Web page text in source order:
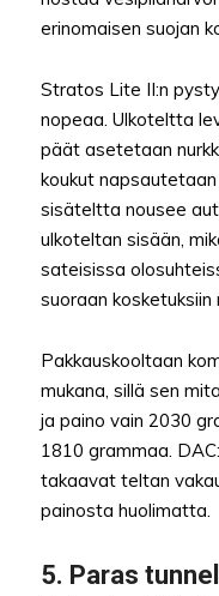
erinomaisen suojan
Stratos Lite II:n
nopeaa. Ulkoteltta
päät asetetaan
koukut
sisäteltta nousee
ulkoteltan sisään,
sateisissa
suoraan kosketuksiin
Pakkauskooltaan
mukana, sillä sen
ja paino vain 2030
1810 grammaa.
takaavat teltan
painosta huolimatta.
5. Paras